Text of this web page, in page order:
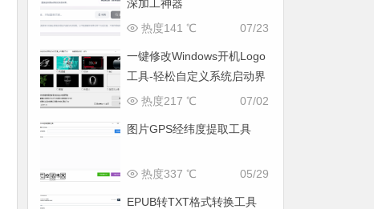
深加工神器
07/23
热度141 ℃
一键修改Windows开机Logo
工具-轻松自定义系统启动界
面
07/02
热度217 ℃
图片GPS经纬度提取工具
05/29
热度337 ℃
EPUB转TXT格式转换工具